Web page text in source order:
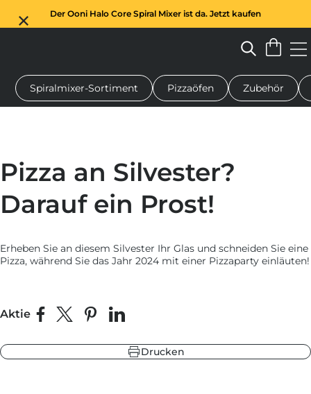
Der Ooni Halo Core Spiral Mixer ist da. Jetzt kaufen
Pizzaofen Teigmischer Geschenke Servierbretter
Spiralmixer-Sortiment Pizzaöfen Zubehör
Pizza an Silvester?
Darauf ein Prost!
Erheben Sie an diesem Silvester Ihr Glas und schneiden Sie eine
Pizza, während Sie das Jahr 2024 mit einer Pizzaparty einläuten!
Aktie Auf Facebook teilen
Teilen auf X
Auf Pinterest pinnen
Auf LinkedIn teilen
Drucken